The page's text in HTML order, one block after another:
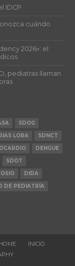
IDCP
cuándo
2026»: el
pediatras llaman
SDOG
LORA
SDNCT
DENGUE
SDOT
DIDA
DE PEDIATRÍA
INICIO